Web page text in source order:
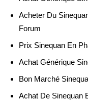
Acheter Du
Forum
Prix Sinequan En
Achat Générique
Bon Marché
Achat De Sinequan